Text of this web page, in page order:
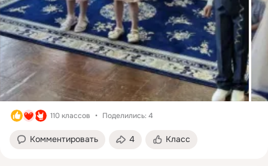
110 классов Поделились: 4
Комментировать 4 Класс